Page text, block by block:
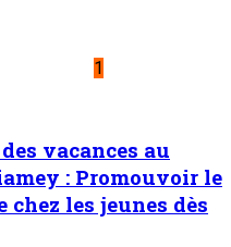
1
vacances au
: Promouvoir le
les jeunes dès